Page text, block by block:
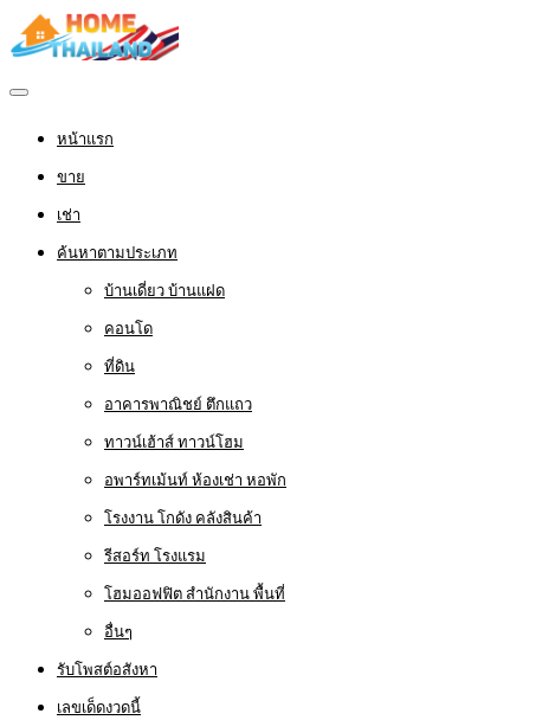
หน้าแรก
ขาย
เช่า
ค้นหาตามประเภท
บ้านเดี่ยว บ้านแฝด
คอนโด
ที่ดิน
อาคารพาณิชย์ ตึกแถว
ทาวน์เฮ้าส์ ทาวน์โฮม
อพาร์ทเม้นท์ ห้องเช่า หอพัก
โรงงาน โกดัง คลังสินค้า
รีสอร์ท โรงแรม
โฮมออฟฟิต สำนักงาน พื้นที่
อื่นๆ
รับโพสต์อสังหา
เลขเด็ดงวดนี้